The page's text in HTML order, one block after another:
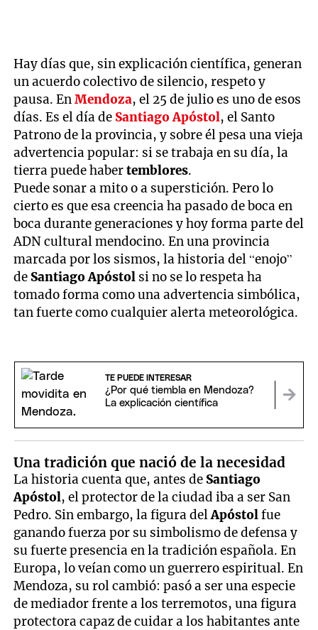
Hay días que, sin explicación científica, generan
un acuerdo colectivo de silencio, respeto y
pausa. EnMendoza, el 25 de julio es uno de esos
días. Es el día de Santiago Apóstol, el Santo
Patrono de la provincia, y sobre él pesa una vieja
advertencia popular: si se trabaja en su día, la
tierra puede habertemblores.
Puede sonar a mito o a superstición. Pero lo
cierto es que esa creencia ha pasado de boca en
boca durante generaciones y hoy forma parte del
ADN cultural mendocino. En una provincia
marcada por los sismos, la historia del “enojo”
de Santiago Apóstol si no se lo respeta ha
tomado forma como una advertencia simbólica,
tan fuerte como cualquier alerta meteorológica.
TE PUEDE INTERESAR
¿Por qué tiembla en Mendoza?
La explicación científica
Una tradición que nació de la necesidad
La historia cuenta que, antes de Santiago
Apóstol, el protector de la ciudad iba a ser San
Pedro. Sin embargo, la figura delApóstolfue
ganando fuerza por su simbolismo de defensa y
su fuerte presencia en la tradición española. En
Europa, lo veían como un guerrero espiritual. En
Mendoza, su rol cambió: pasó a ser una especie
de mediador frente a los terremotos, una figura
protectora capaz de cuidar a los habitantes ante